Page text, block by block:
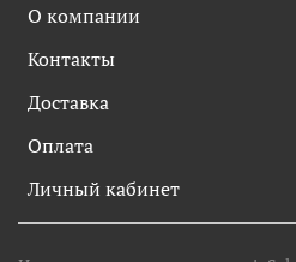
О компании
Контакты
Доставка
Оплата
Личный кабинет